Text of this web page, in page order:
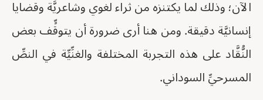
الآن؛ وذلك لما يكتنزه من ثراء لغوي وشاعريَّة وقضايا
إنسانيَّة دقيقة. ومن هنا أرى ضرورة أن يتوقٍّف بعض
النُّقَّاد على هذه التجربة المختلفة والغنِّيِّة في النصِّ
المسرحيِّ السوداني.